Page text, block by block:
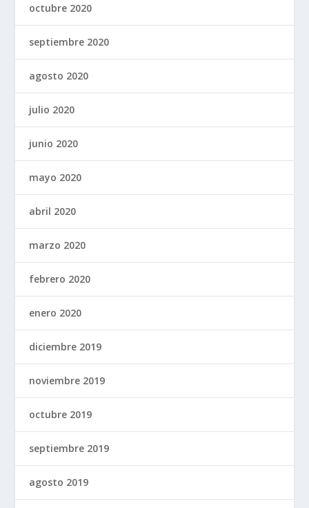
octubre 2020
septiembre 2020
agosto 2020
julio 2020
junio 2020
mayo 2020
abril 2020
marzo 2020
febrero 2020
enero 2020
diciembre 2019
noviembre 2019
octubre 2019
septiembre 2019
agosto 2019